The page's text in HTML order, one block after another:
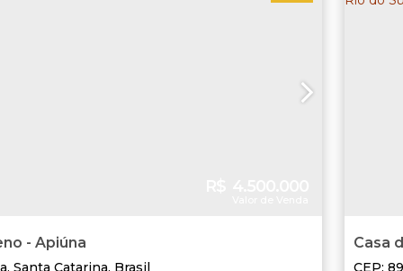
- Apiúna
, Santa Catarina, Brasil
Casa
CEP: